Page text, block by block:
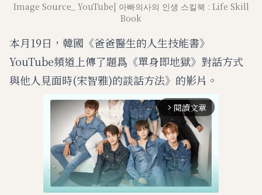
Image Source_ YouTube| 아빠의사의 인생 스킬북 : Life Skill
Book
本月19日，韓國《爸爸醫生的人生技能書》
YouTube頻道上傳了題爲《單身即地獄》對話方式
與他人見面時(宋智雅)的談話方法》的影片。
arrow_forward_ios 閱讀文章